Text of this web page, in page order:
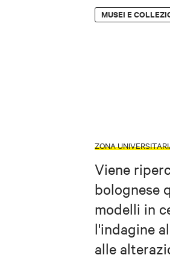
MUSEI E
ZONA
Viene
bolognese
modelli in
l'indagine
alle